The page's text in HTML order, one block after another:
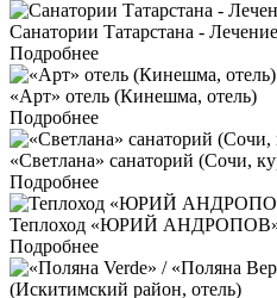
Санатории Татарстана -
Подробнее
«Арт» отель (Кинешма, отель)
Подробнее
«Светлана» санаторий (Сочи,
Подробнее
Теплоход «ЮРИЙ
Подробнее